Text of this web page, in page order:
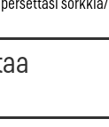
sorkkia/